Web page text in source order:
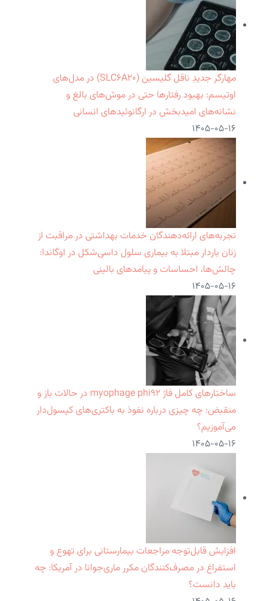
مهارگر جدیدِ ناقل گلیسین (SLC۶A۲۰) در مدل‌های
اوتیسم: بهبود رفتارها حتی در موش‌های بالغ و
نشانه‌های امیدبخش در ارگانوئیدهای انسانی
۱۴۰۵-۰۵-۱۶
تجربه‌های ارائه‌دهندگان خدمات بهداشتی در مراقبت از
زنان باردار مبتلا به بیماری سلول داسی‌شکل در اوگاندا:
چالش‌ها، احساسات و پیامدهای بالینی
۱۴۰۵-۰۵-۱۶
ساختارهای کامل فاژ myophage phi۹۲ در حالات باز و
منقبض: چه چیزی درباره نفوذ به باکتری‌های کپسول‌دار
می‌آموزیم؟
۱۴۰۵-۰۵-۱۶
افزایش قابل‌توجه مراجعات بیمارستانی برای تهوع و
استفراغ در مصرف‌کنندگان مکرر ماری‌جوانا در آمریکا: چه
باید دانست؟